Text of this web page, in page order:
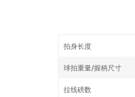
拍身长度
球拍重量/握柄尺寸
拉线磅数